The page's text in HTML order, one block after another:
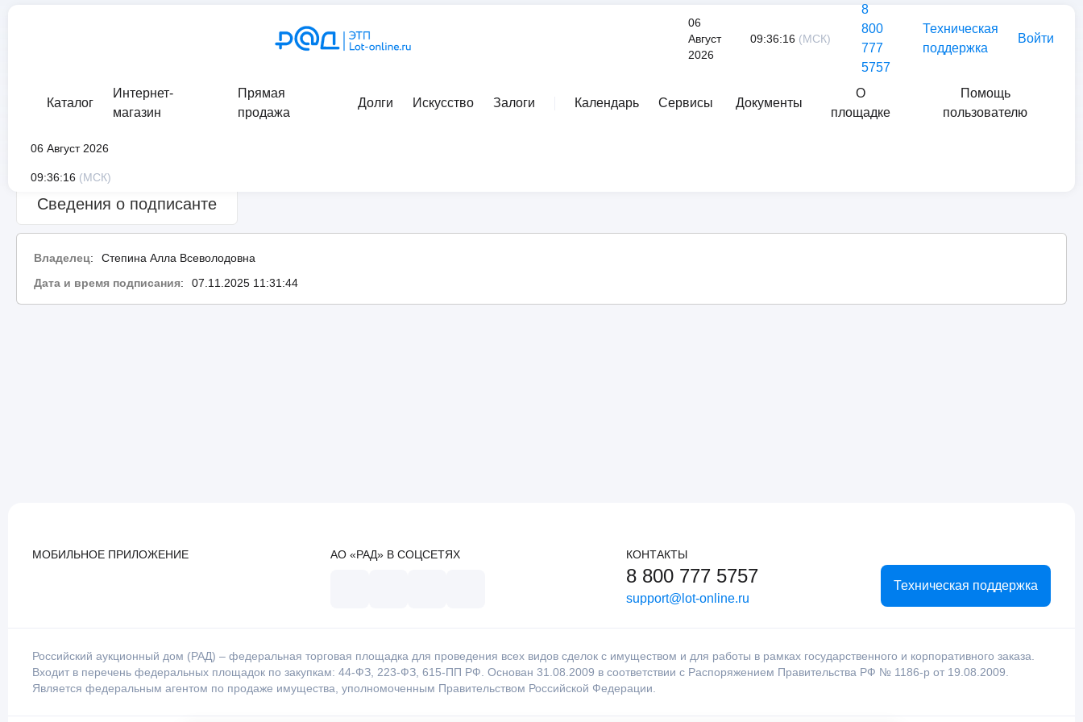
06
Август
2026
09:36:16 (МСК)
8
800
777
5757
Техническая
поддержка
Войти
Каталог
Интернет-
магазин
Прямая
продажа
Долги Искусство Залоги Календарь Сервисы Документы
О
площадке
Помощь
пользователю
06 Август 2026
09:36:16 (МСК)
Сведения о подписанте
Владелец:
Степина Алла Всеволодовна
Дата и время подписания: 07.11.2025 11:31:44
МОБИЛЬНОЕ ПРИЛОЖЕНИЕ АО «РАД» В СОЦСЕТЯХ КОНТАКТЫ
8 800 777 5757
support@lot-online.ru
Техническая поддержка
Российский аукционный дом (РАД) – федеральная торговая площадка для проведения всех видов сделок с имуществом и для работы в рамках государственного и корпоративного заказа.
Входит в перечень федеральных площадок по закупкам: 44-ФЗ, 223-ФЗ, 615-ПП РФ. Основан 31.08.2009 в соответствии с Распоряжением Правительства РФ № 1186-р от 19.08.2009.
Является федеральным агентом по продаже имущества, уполномоченным Правительством Российской Федерации.